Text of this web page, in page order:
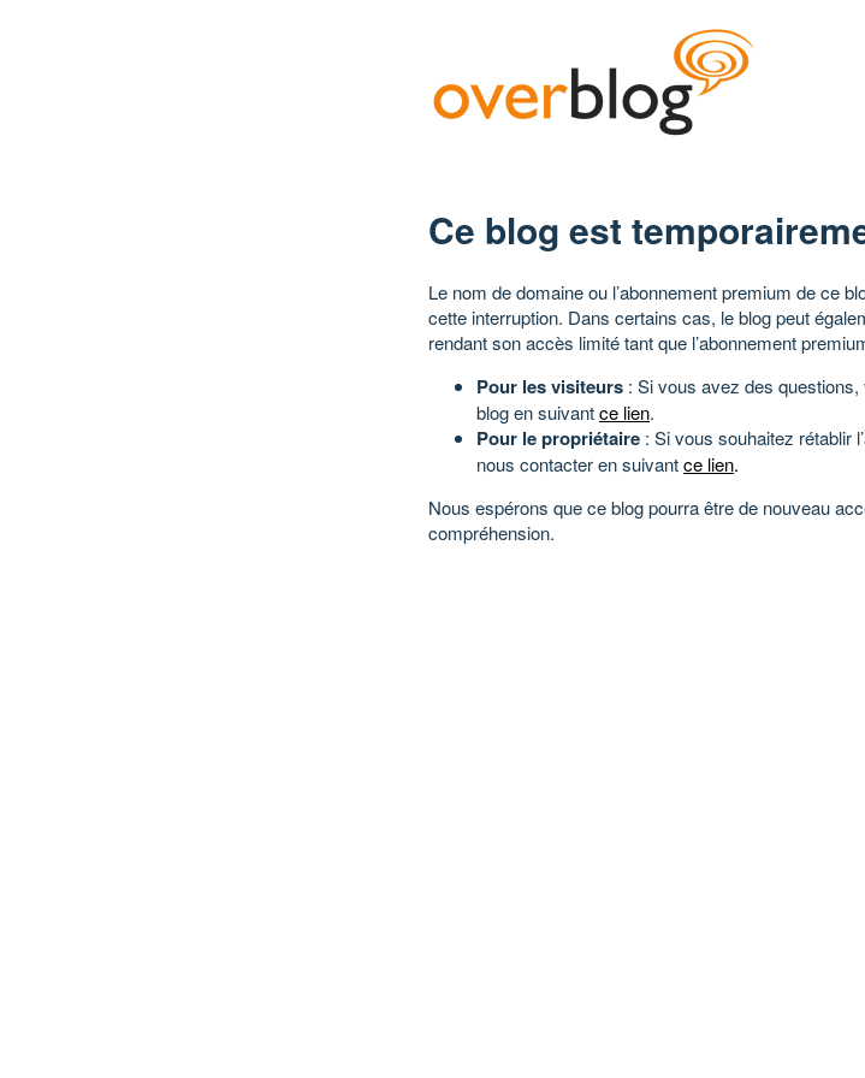
Ce blog est
Le nom de domaine ou l’abonnement premium de ce
cette interruption. Dans certains cas, le blog peut
rendant son accès limité tant que l’abonnement
Pour les visiteurs : Si vous avez des
blog en suivantce lien.
Pour le propriétaire : Si vous souhaitez rétablir
nous contacter en suivantce lien.
Nous espérons que ce blog pourra être de nouveau
compréhension.